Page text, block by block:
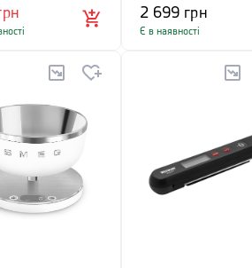
2 699 грн
Є в наявності